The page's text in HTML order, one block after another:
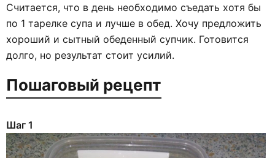
Считается, что в день необходимо съедать хотя бы
по 1 тарелке супа и лучше в обед. Хочу предложить
хороший и сытный обеденный супчик. Готовится
долго, но результат стоит усилий.
Пошаговый рецепт
Шаг 1